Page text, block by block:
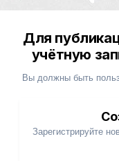
Для
учётную
Вы должны быть
Зарегистрируйте